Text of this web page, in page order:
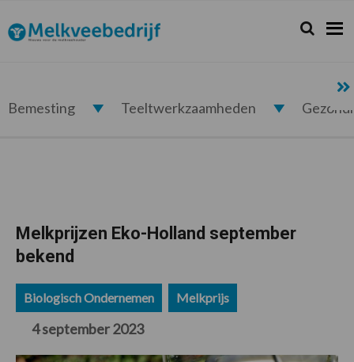
de
hoofdnavigatie
de
hoofd
de
eerste
de
voettekst
Melkveebedrijf.nl Zoeken...
Zoek
Bemesting Teeltwerkzaamheden
Melkprijzen Eko-Holland september
bekend
Biologisch Ondernemen Melkprijs
4 september 2023